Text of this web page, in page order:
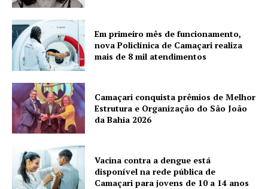
Em primeiro mês de funcionamento,
nova Policlínica de Camaçari realiza
mais de 8 mil atendimentos
Camaçari conquista prêmios de Melhor
Estrutura e Organização do São João
da Bahia 2026
Vacina contra a dengue está
disponível na rede pública de
Camaçari para jovens de 10 a 14 anos